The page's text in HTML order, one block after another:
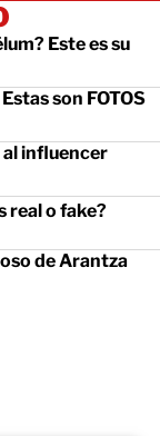
Este es su
son FOTOS
al influencer
real o fake?
de Arantza